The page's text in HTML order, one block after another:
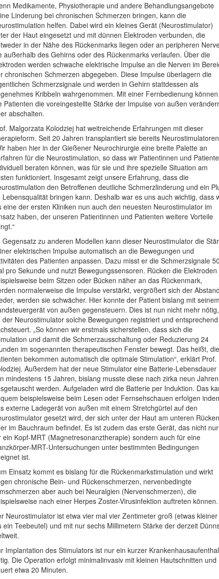
Medikamente, Physiotherapie und andere Behandlungsangebote
Linderung bei chronischen Schmerzen bringen, kann die
helfen. Dabei wird ein kleines Gerät (Neurostimulator)
der Haut eingesetzt und mit dünnen Elektroden verbunden, die
in der Nähe des Rückenmarks liegen oder an peripheren
außerhalb des Gehirns oder des Rückenmarks verlaufen. Über die
werden schwache elektrische Impulse an die Nerven im
chronischen Schmerzen abgegeben. Diese Impulse überlagern die
Schmerzsignale und werden in Gehirn stattdessen als
Kribbeln wahrgenommen. Mit einer Fernbedienung können
Patienten die voreingestellte Stärke der Impulse von außen
abschalten.
Malgorzata Kolodziej hat weitreichende Erfahrungen mit dieser
Seit 20 Jahren transplantiert sie bereits
haben hier in der Gießener Neurochirurgie eine breite Palette an
für die Neurostimulation, so dass wir Patientinnen und
beraten können, was für sie und ihre spezielle Situation am
funktioniert. Insgesamt zeigt unsere Erfahrung, dass die
den Betroffenen deutliche Schmerzlinderung und ein
Lebensqualität bringen kann. Deshalb war es uns auch wichtig, dass
eine der ersten Kliniken nun auch den neuesten Neurostimulator im
haben, der unseren Patientinnen und Patienten weitere Vorteile
Gegensatz zu anderen Modellen kann dieser Neurostimulator die
elektrischen Impulse automatisch an die Bewegungen und
des Patienten anpassen. Dazu misst er die Schmerzsignale
pro Sekunde und nutzt Bewegungssensoren. Rücken die Elektroden
beim Sitzen oder Bücken näher an das Rückenmark,
normalerweise die Impulse verstärkt, vergrößert sich der
werden sie schwächer. Hier konnte der Patient bislang mit
von außen gegensteuern. Dies ist nun nicht mehr nötig,
der Neurostimulator solche Bewegungen registriert und entsprechend
„So können wir erstmals sicherstellen, dass sich die
und damit die Schmerzausschaltung oder Reduzierung 24
im sogenannten therapeutischen Fenster bewegt. Das heißt, die
bekommen automatisch die optimale Stimulation“, erklärt Prof.
Außerdem hat der neue Stimulator eine Batterie-Lebensdauer
mindestens 15 Jahren, bislang musste diese nach zirka neun Jahren
werden. Aufgeladen wird die Batterie per Induktion. Das
beispielsweise beim Lesen oder Fernsehschauen erfolgen
externe Ladegerät von außen mit einem Stretchgürtel auf den
gesetzt wird, der sich unter der Haut am unteren Rücken
im Bauchraum befindet. Es ist zudem das erste Gerät, das nicht nur
ein Kopf-MRT (Magnetresonanztherapie) sondern auch für eine
MRT-Untersuchungen unter bestimmten Bedingungen
ist.
Einsatz kommt es bislang für die Rückenmarkstimulation und wirkt
chronische Bein- und Rückenschmerzen, nervenbedingte
aber auch bei Neuralgien (Nervenschmerzen), die
nach einer Herpes Zoster-Virusinfektion auftreten können.
Neurostimulator ist etwa vier mal vier Zentimeter groß (etwas kleiner
ein Teebeutel) und mit nur sechs Millimetern Stärke der derzeit
Implantation des Stimulators ist nur ein kurzer
Die Operation erfolgt minimalinvasiv mit kleinen Hautschnitten und
etwa 20 Minuten.